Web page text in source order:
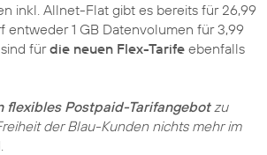
inkl. Allnet-Flat gibt es bereits für 26,99
1 GB Datenvolumen für 3,99
fürdie neuen Flex-Tarife ebenfalls
flexibles Postpaid-Tarifangebotzu
der Blau-Kunden nichts mehr im